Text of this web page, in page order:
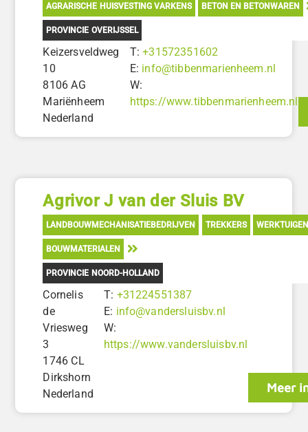
AGRARISCHE HUISVESTING VARKENS BETON EN BETONWAREN
PROVINCIE OVERIJSSEL
Keizersveldweg
10
8106 AG
Mariënheem
Nederland
T:+31572351602
E: info@tibbenmarienheem.nl
W:
https://www.tibbenmarienheem.nl
Agrivor J van der Sluis BV
LANDBOUWMECHANISATIEBEDRIJVEN TREKKERS WERKTUIGEN
BOUWMATERIALEN
PROVINCIE NOORD-HOLLAND
Cornelis
de
Vriesweg
3
1746 CL
Dirkshorn
Nederland
T: +31224551387
E: info@vandersluisbv.nl
W:
https://www.vandersluisbv.nl
Meer